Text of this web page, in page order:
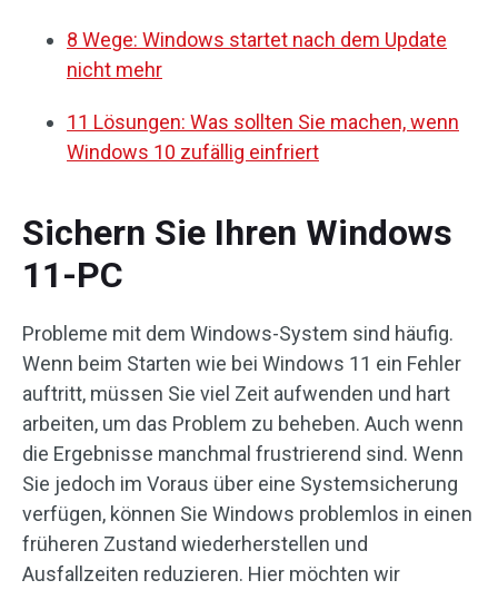
8 Wege: Windows startet nach dem Update
nicht mehr
11 Lösungen: Was sollten Sie machen, wenn
Windows 10 zufällig einfriert
Sichern Sie Ihren Windows
11-PC
Probleme mit dem Windows-System sind häufig.
Wenn beim Starten wie bei Windows 11 ein Fehler
auftritt, müssen Sie viel Zeit aufwenden und hart
arbeiten, um das Problem zu beheben. Auch wenn
die Ergebnisse manchmal frustrierend sind. Wenn
Sie jedoch im Voraus über eine Systemsicherung
verfügen, können Sie Windows problemlos in einen
früheren Zustand wiederherstellen und
Ausfallzeiten reduzieren. Hier möchten wir